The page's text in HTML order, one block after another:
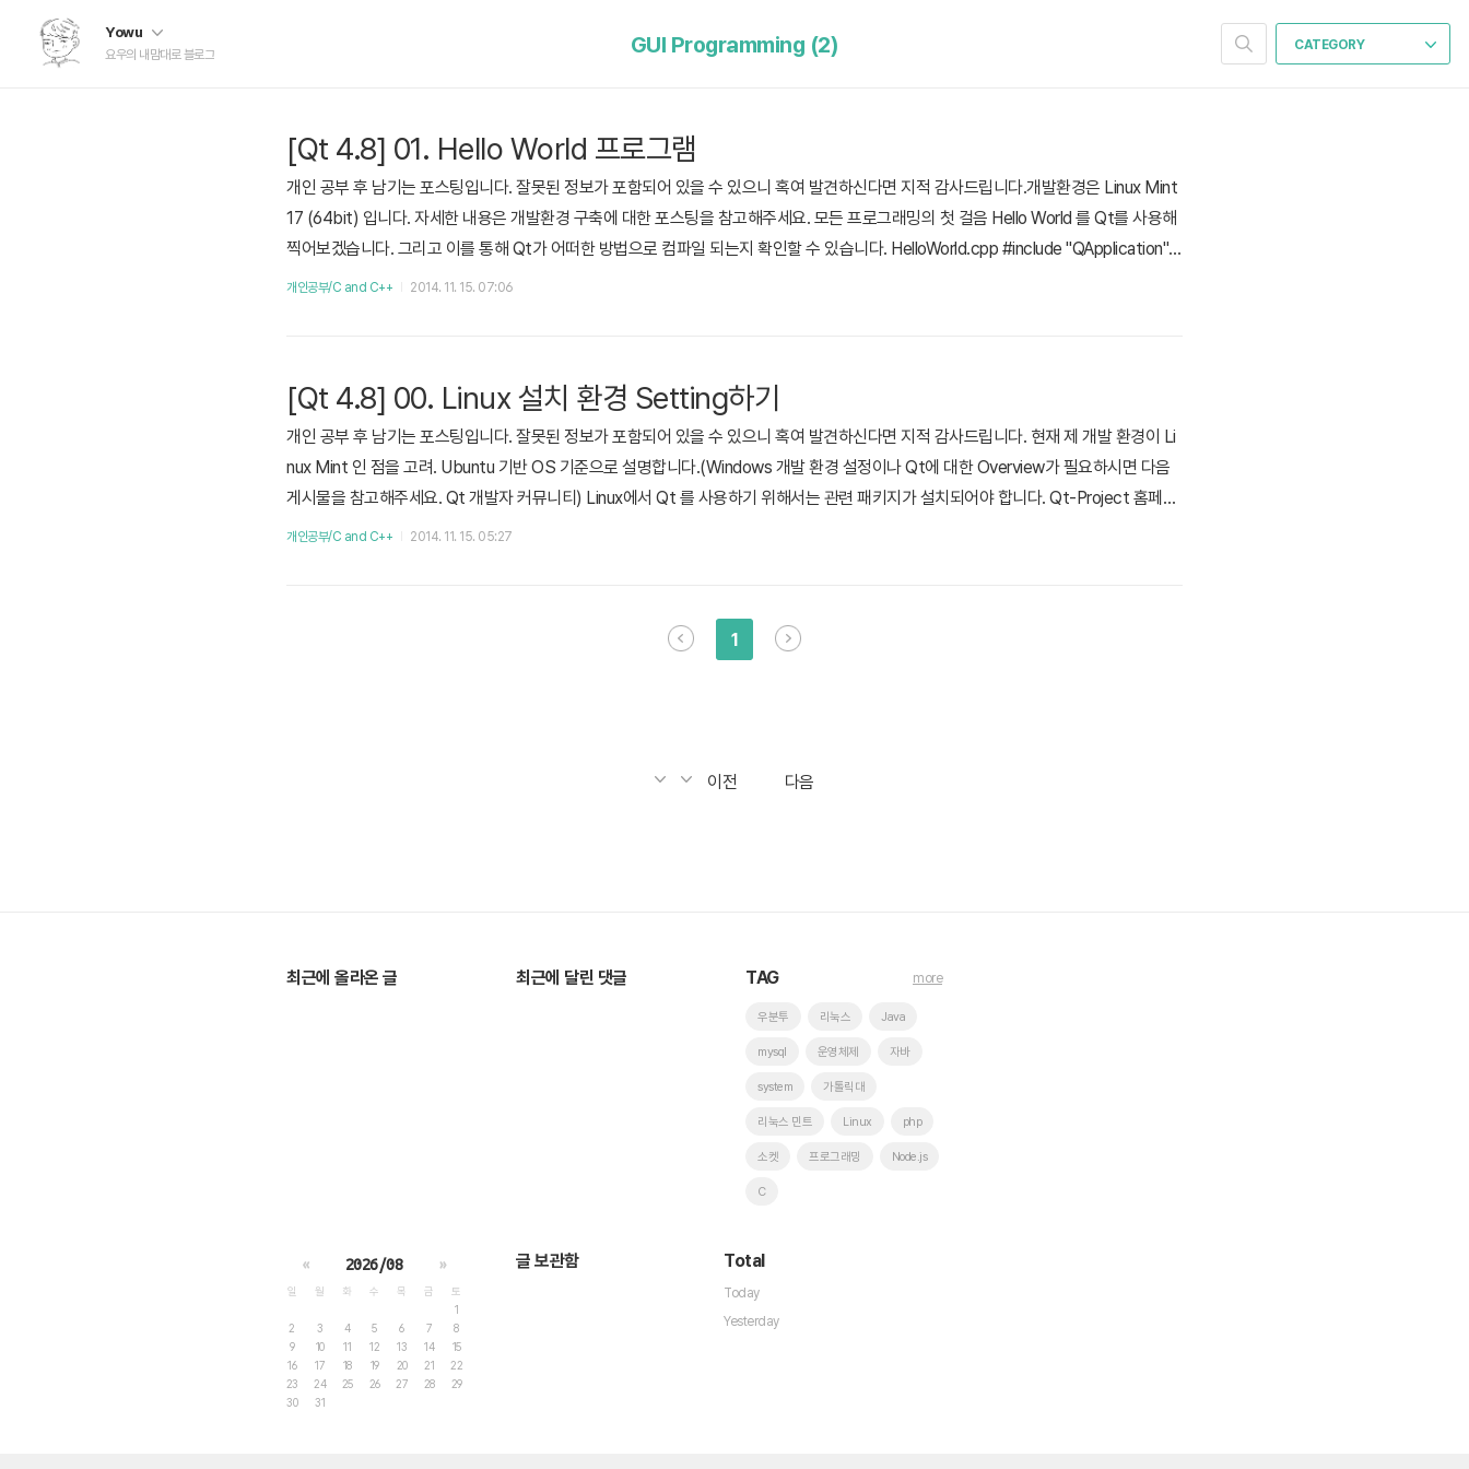
Yowu
요우의 내맘대로 블로그
CATEGORY
GUI Programming (2)
[Qt 4.8] 01. Hello World 프로그램
개인 공부 후 남기는 포스팅입니다. 잘못된 정보가 포함되어 있을 수 있으니 혹여 발견하신다면 지적 감사드립니다.개발환경은 Linux Mint
17 (64bit) 입니다. 자세한 내용은 개발환경 구축에 대한 포스팅을 참고해주세요. 모든 프로그래밍의 첫 걸음 Hello World 를 Qt를 사용해
찍어보겠습니다. 그리고 이를 통해 Qt가 어떠한 방법으로 컴파일 되는지 확인할 수 있습니다. HelloWorld.cpp #include "QApplication" #
include "QLabel" int main(int argc, char *argv[]) { QApplication app(argc, argv); QLabel *label = new QLabel("Hello Qt!"); label
개인공부/C and C++ 2014. 11. 15. 07:06
[Qt 4.8] 00. Linux 설치 환경 Setting하기
개인 공부 후 남기는 포스팅입니다. 잘못된 정보가 포함되어 있을 수 있으니 혹여 발견하신다면 지적 감사드립니다. 현재 제 개발 환경이 Li
nux Mint 인 점을 고려. Ubuntu 기반 OS 기준으로 설명합니다.(Windows 개발 환경 설정이나 Qt에 대한 Overview가 필요하시면 다음
게시물을 참고해주세요. Qt 개발자 커뮤니티) Linux에서 Qt 를 사용하기 위해서는 관련 패키지가 설치되어야 합니다. Qt-Project 홈페이
지에서 설치 파일을 사용하는 방법도 있지만, 개인적으로 apt-get 명령어를 이용해 설치하는 것이 alias 설정이나 lib 설정에 더 이득이라 a
개인공부/C and C++ 2014. 11. 15. 05:27
1
이전 다음
최근에 올라온 글 최근에 달린 댓글 TAG
우분투 리눅스 Java
mysql 운영체제 자바
system 가톨릭대
리눅스 민트 Linux php
소켓 프로그래밍 Node.js
C
more
« 2026/08 »
일 월 화 수 목 금
토
1
2
3 4 5 6 7
8
9
10 11 12 13 14
15
16
17 18 19 20 21
22
23
24 25 26 27 28
29
30
31
글 보관함 Total
Today
Yesterday